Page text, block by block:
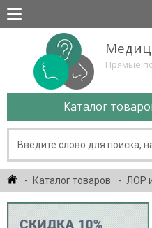
Прямые
Каталог
Каталог товаров ЛОР